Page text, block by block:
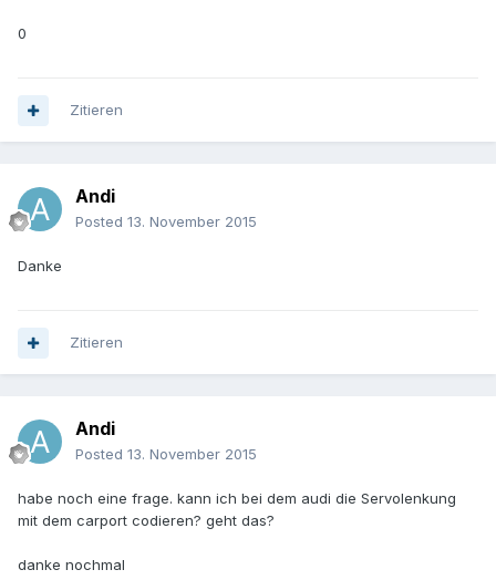
0
Zitieren
Andi
Posted 13. November 2015
Danke
Zitieren
Andi
Posted 13. November 2015
habe noch eine frage. kann ich bei dem audi die Servolenkung
mit dem carport codieren? geht das?
danke nochmal